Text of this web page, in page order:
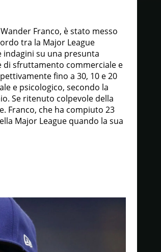
Franco, è stato messo
tra la Major League
indagini su una presunta
di sfruttamento commerciale e
fino a 30, 10 e 20
e psicologico, secondo la
Se ritenuto colpevole della
Franco, che ha compiuto 23
Major League quando la sua